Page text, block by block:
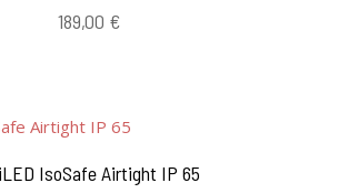
189,00 €
IsoSafe Airtight IP 65